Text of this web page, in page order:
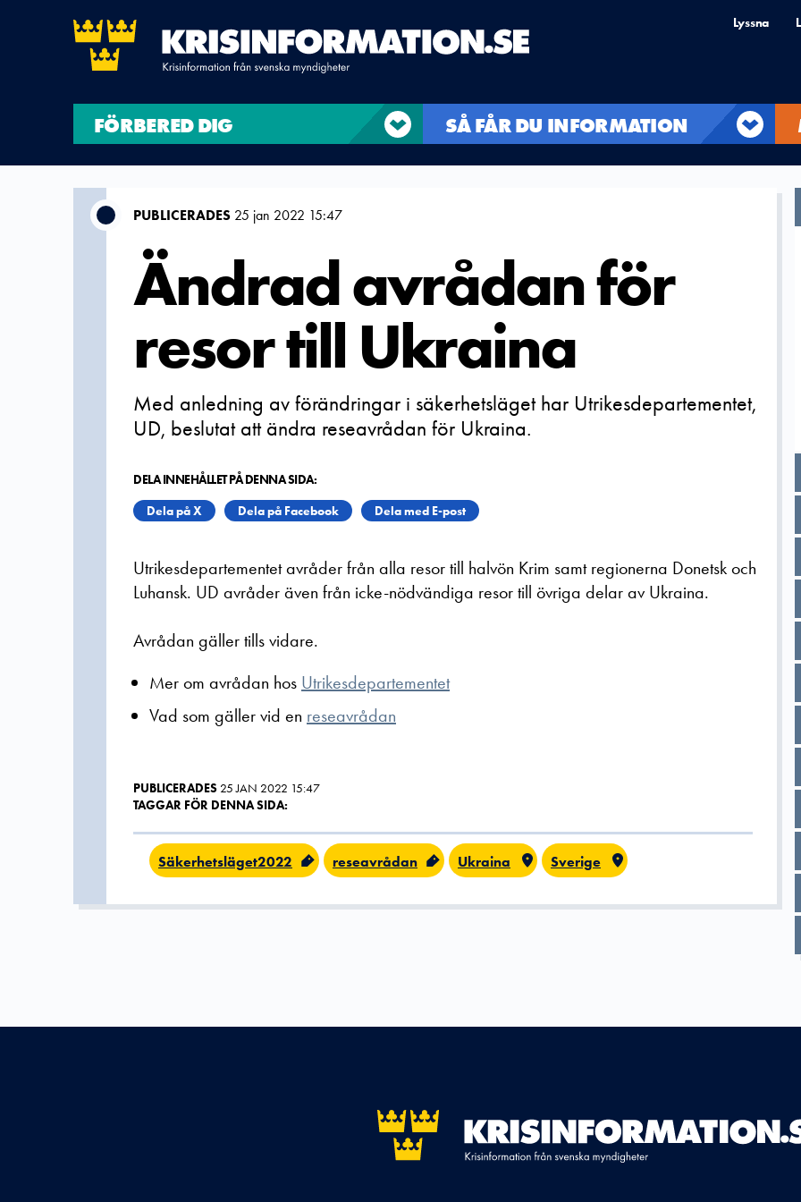
Lyssna
FÖRBERED DIG SÅ FÅR DU INFORMATION
PUBLICERADES 25 jan 2022 15:47
Ändrad avrådan för
resor till Ukraina
Med anledning av förändringar i säkerhetsläget har Utrikesdepartementet,
UD, beslutat att ändra reseavrådan för Ukraina.
DELA INNEHÅLLET PÅ DENNA SIDA:
Dela på X
Dela på Facebook Dela med E-post
Utrikesdepartementet avråder från alla resor till halvön Krim samt regionerna Donetsk och
Luhansk. UD avråder även från icke-nödvändiga resor till övriga delar av Ukraina.
Avrådan gäller tills vidare.
Mer om avrådan hos Utrikesdepartementet
Vad som gäller vid en reseavrådan
PUBLICERADES 25 JAN 2022 15:47
TAGGAR FÖR DENNA SIDA:
Säkerhetsläget2022 reseavrådan Ukraina Sverige